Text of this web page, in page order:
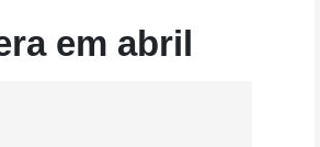
em abril